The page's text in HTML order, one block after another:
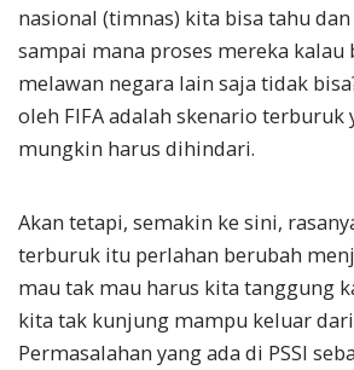
nasional (timnas) kita bisa tahu
sampai mana proses mereka
melawan negara lain saja tidak
oleh FIFA adalah skenario terburuk
mungkin harus dihindari.
Akan tetapi, semakin ke sini,
terburuk itu perlahan berubah
mau tak mau harus kita tanggung
kita tak kunjung mampu keluar
Permasalahan yang ada di PSSI